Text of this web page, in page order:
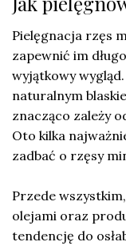
Pielęgnacja rzęs
zapewnić im
wyjątkowy
naturalnym
znacząco zależy
Oto kilka
zadbać o rzęsy
Przede
olejami oraz
tendencję do